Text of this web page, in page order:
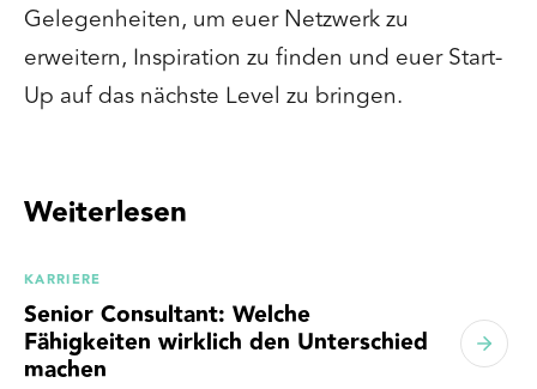
Gelegenheiten, um euer Netzwerk zu
erweitern, Inspiration zu finden und euer Start-
Up auf das nächste Level zu bringen.
Weiterlesen
KARRIERE
Senior Consultant: Welche
Fähigkeiten wirklich den Unterschied
machen